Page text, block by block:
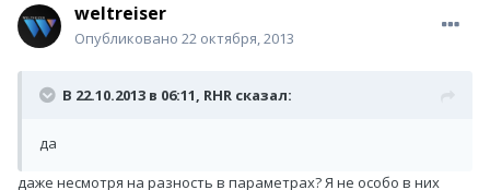
weltreiser
Опубликовано 22 октября, 2013
В 22.10.2013 в 06:11, RHR сказал:
да
даже несмотря на разность в параметрах? Я не особо в них